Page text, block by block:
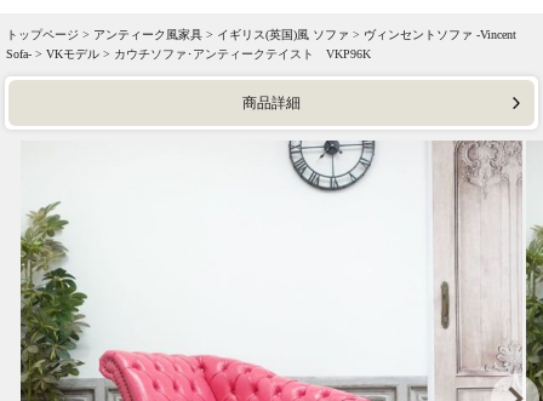
トップページ > アンティーク風家具 > イギリス(英国)風 ソファ > ヴィンセントソファ -Vincent
Sofa- > VKモデル > カウチソファ･アンティークテイスト VKP96K
商品詳細